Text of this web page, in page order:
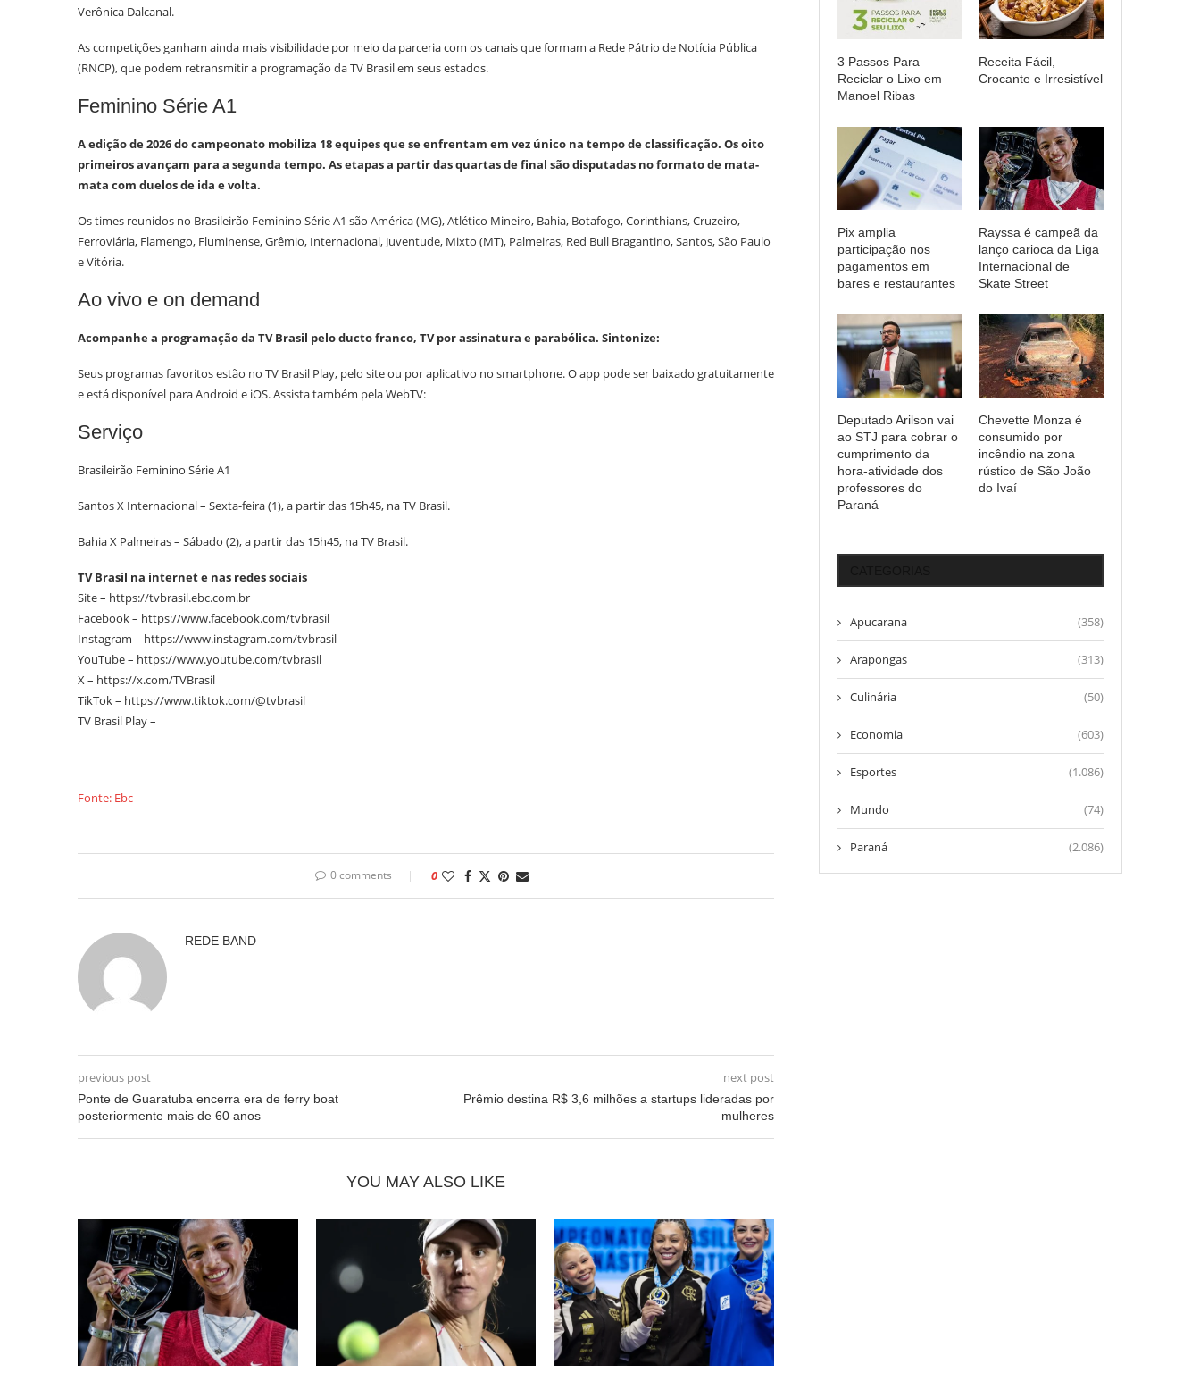
Verônica Dalcanal.
As competições ganham ainda mais visibilidade por meio da parceria com os canais que formam a Rede Pátrio de Notícia Pública
(RNCP), que podem retransmitir a programação da TV Brasil em seus estados.
Feminino Série A1
A edição de 2026 do campeonato mobiliza 18 equipes que se enfrentam em vez único na tempo de classificação. Os oito
primeiros avançam para a segunda tempo. As etapas a partir das quartas de final são disputadas no formato de mata-
mata com duelos de ida e volta.
Os times reunidos no Brasileirão Feminino Série A1 são América (MG), Atlético Mineiro, Bahia, Botafogo, Corinthians, Cruzeiro,
Ferroviária, Flamengo, Fluminense, Grêmio, Internacional, Juventude, Mixto (MT), Palmeiras, Red Bull Bragantino, Santos, São Paulo
e Vitória.
Ao vivo e on demand
Acompanhe a programação da TV Brasil pelo ducto franco, TV por assinatura e parabólica. Sintonize:
Seus programas favoritos estão no TV Brasil Play, pelo site ou por aplicativo no smartphone. O app pode ser baixado gratuitamente
e está disponível para Android e iOS. Assista também pela WebTV:
Serviço
Brasileirão Feminino Série A1
Santos X Internacional – Sexta-feira (1), a partir das 15h45, na TV Brasil.
Bahia X Palmeiras – Sábado (2), a partir das 15h45, na TV Brasil.
TV Brasil na internet e nas redes sociais
Site – https://tvbrasil.ebc.com.br
Facebook – https://www.facebook.com/tvbrasil
Instagram – https://www.instagram.com/tvbrasil
YouTube – https://www.youtube.com/tvbrasil
X – https://x.com/TVBrasil
TikTok – https://www.tiktok.com/@tvbrasil
TV Brasil Play –
Fonte: Ebc
0 comments 0
REDE BAND
previous post
Ponte de Guaratuba encerra era de ferry boat
posteriormente mais de 60 anos
next post
Prêmio destina R$ 3,6 milhões a startups lideradas por
mulheres
YOU MAY ALSO LIKE
3 Passos Para
Reciclar o Lixo em
Manoel Ribas
Receita Fácil,
Crocante e Irresistível
Pix amplia
participação nos
pagamentos em
bares e restaurantes
Rayssa é campeã da
lanço carioca da Liga
Internacional de
Skate Street
Deputado Arilson vai
ao STJ para cobrar o
cumprimento da
hora-atividade dos
professores do
Paraná
Chevette Monza é
consumido por
incêndio na zona
rústico de São João
do Ivaí
Apucarana (358)
Arapongas (313)
Culinária (50)
Economia (603)
Esportes (1.086)
Mundo (74)
Paraná (2.086)